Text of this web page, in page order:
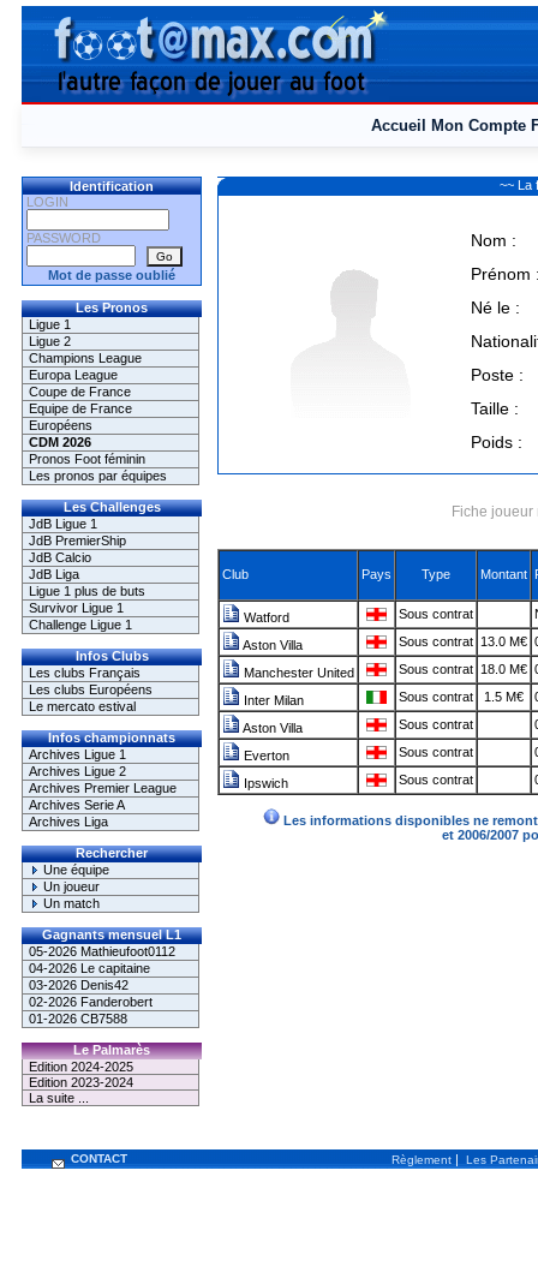
Accueil Mon Compte
Identification
LOGIN
PASSWORD
Mot de passe oublié
Les Pronos
Ligue 1
Ligue 2
Champions League
Europa League
Coupe de France
Equipe de France
Européens
CDM 2026
Pronos Foot féminin
Les pronos par équipes
Les Challenges
JdB Ligue 1
JdB PremierShip
JdB Calcio
JdB Liga
Ligue 1 plus de buts
Survivor Ligue 1
Challenge Ligue 1
Infos Clubs
Les clubs Français
Les clubs Européens
Le mercato estival
Infos championnats
Archives Ligue 1
Archives Ligue 2
Archives Premier League
Archives Serie A
Archives Liga
Rechercher
Une équipe
Un joueur
Un match
Gagnants mensuel L1
05-2026 Mathieufoot0112
04-2026 Le capitaine
03-2026 Denis42
02-2026 Fanderobert
01-2026 CB7588
Le Palmarès
Edition 2024-2025
Edition 2023-2024
La suite ...
~~ La
Nom :
Prénom
Né le :
Poste :
Taille :
Poids :
Fiche
Club Pays Type Montant
Watford Sous contrat
Aston Villa Sous contrat 13.0 M€
Manchester United Sous contrat 18.0 M€
Inter Milan Sous contrat 1.5 M€
Aston Villa Sous contrat
Everton Sous contrat
Ipswich Sous contrat
Les informations disponibles ne
et 2006/2007
CONTACT Règlement | Les